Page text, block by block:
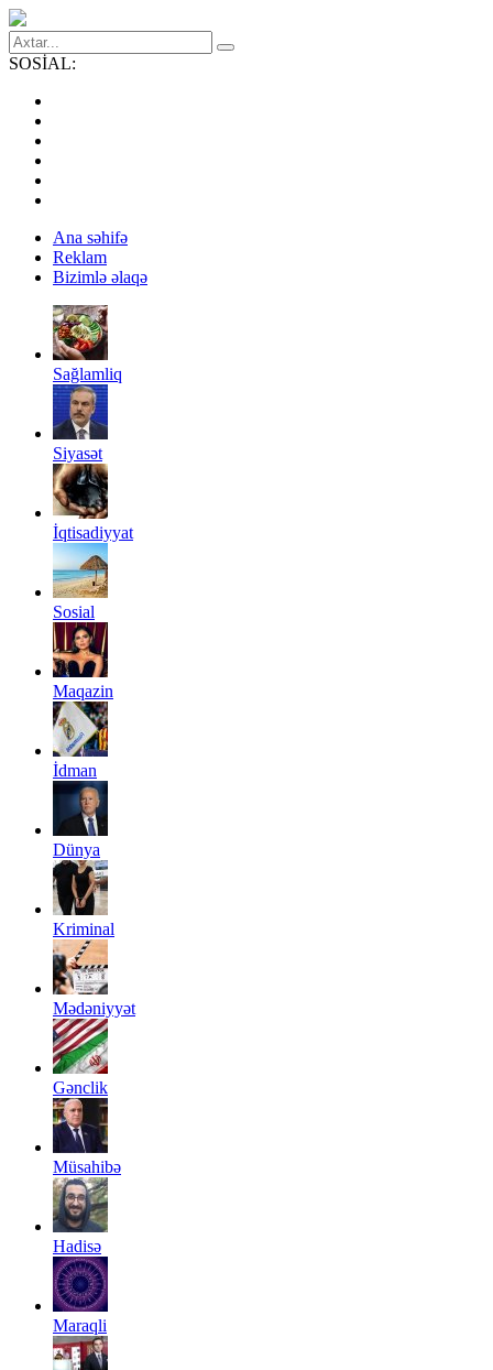
SOSİAL:
Ana səhifə
Reklam
Bizimlə əlaqə
Sağlamliq
Siyasət
İqtisadiyyat
Sosial
Maqazin
İdman
Dünya
Kriminal
Mədəniyyət
Gənclik
Müsahibə
Hadisə
Maraqli